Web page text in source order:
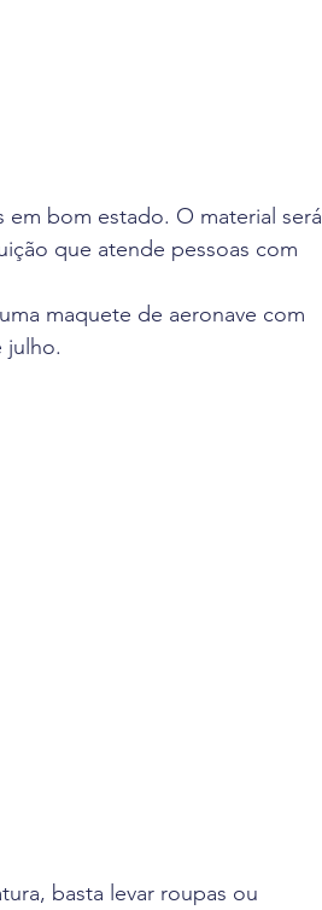
bom estado. O material será
que atende pessoas com
maquete de aeronave com
julho.
basta levar roupas ou